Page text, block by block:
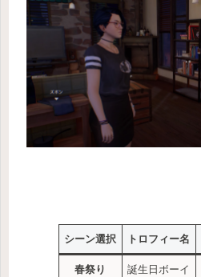
シーン選択 トロフィー名
春祭り 誕生日ボーイ